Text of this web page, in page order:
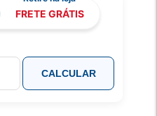
FRETE GRÁTIS
CALCULAR